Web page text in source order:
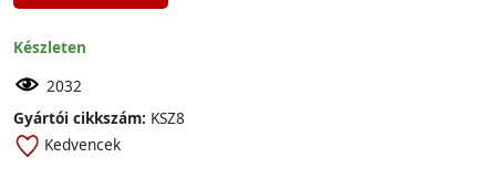
Készleten
2032
Gyártói cikkszám: KSZ8
Kedvencek